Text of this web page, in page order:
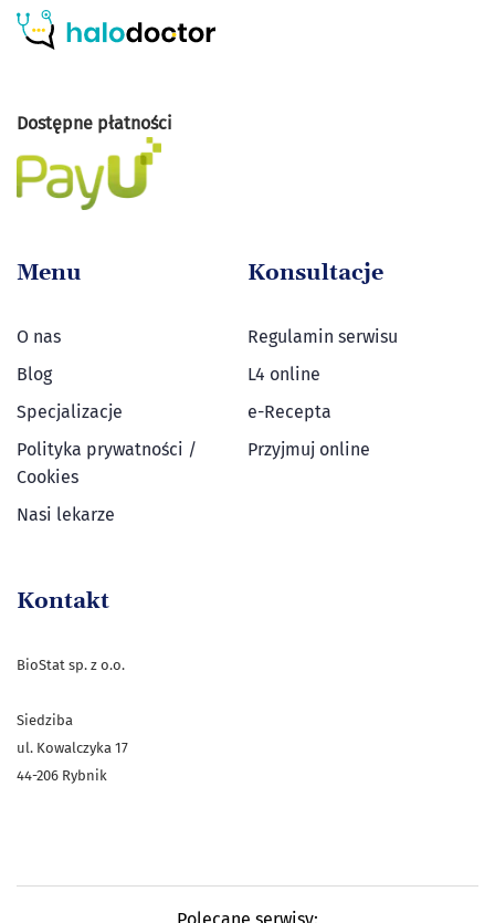
Dostępne płatności
Menu
O nas
Blog
Specjalizacje
Polityka prywatności /
Cookies
Nasi lekarze
Konsultacje
Regulamin serwisu
L4 online
e-Recepta
Przyjmuj online
Kontakt
BioStat sp. z o.o.
Siedziba
ul. Kowalczyka 17
44-206 Rybnik